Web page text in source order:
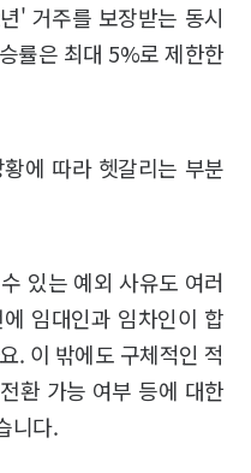
' 거주를 보장받는 동시
률은 최대 5%로 제한한
에 따라 헷갈리는 부분
있는 예외 사유도 여러
임대인과 임차인이 합
. 이 밖에도 구체적인 적
환 가능 여부 등에 대한
니다.